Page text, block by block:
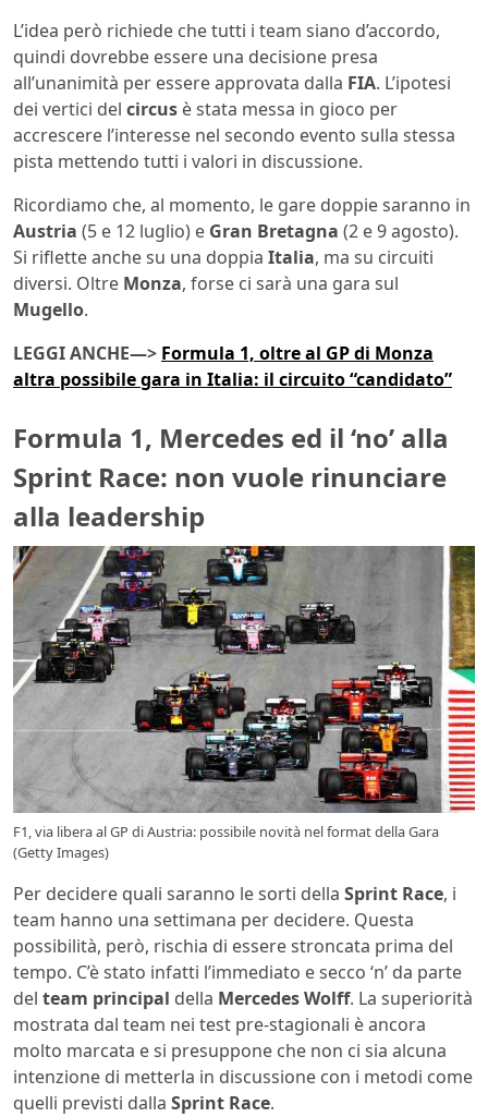
L’idea però richiede che tutti i team siano d’accordo,
quindi dovrebbe essere una decisione presa
all’unanimità per essere approvata dalla FIA. L’ipotesi
dei vertici del circus è stata messa in gioco per
accrescere l’interesse nel secondo evento sulla stessa
pista mettendo tutti i valori in discussione.
Ricordiamo che, al momento, le gare doppie saranno in
Austria (5 e 12 luglio) e Gran Bretagna (2 e 9 agosto).
Si riflette anche su una doppia Italia, ma su circuiti
diversi. Oltre Monza, forse ci sarà una gara sul
Mugello.
LEGGI ANCHE—> Formula 1, oltre al GP di Monza
altra possibile gara in Italia: il circuito “candidato”
Formula 1, Mercedes ed il ‘no’ alla
Sprint Race: non vuole rinunciare
alla leadership
F1, via libera al GP di Austria: possibile novità nel format della Gara
(Getty Images)
Per decidere quali saranno le sorti della Sprint Race, i
team hanno una settimana per decidere. Questa
possibilità, però, rischia di essere stroncata prima del
tempo. C’è stato infatti l’immediato e secco ‘n’ da parte
del team principal della MercedesWolff. La superiorità
mostrata dal team nei test pre-stagionali è ancora
molto marcata e si presuppone che non ci sia alcuna
intenzione di metterla in discussione con i metodi come
quelli previsti dalla Sprint Race.